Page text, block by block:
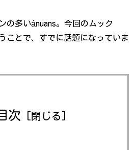
の多いánuans。今回のムック
とで、すでに話題になっていま
次